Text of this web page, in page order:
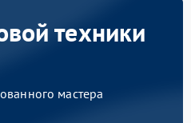
техники
мастера